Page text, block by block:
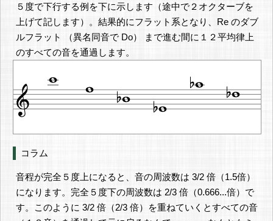
５度で下行する例を下に示します（途中で２オクターブを
上げて記します）。結果的にフラット系となり、Re のダブ
ルフラット （異名同音で Do） まで進む間に１２平均律上
のすべての音を通過します。
コラム
音程が完全５度上になると、音の周波数は 3/2 倍（1.5倍）
になります。完全５度下の周波数は 2/3 倍（0.666...倍）で
す。このように 3/2 倍（2/3 倍）を重ねていくとすべての音